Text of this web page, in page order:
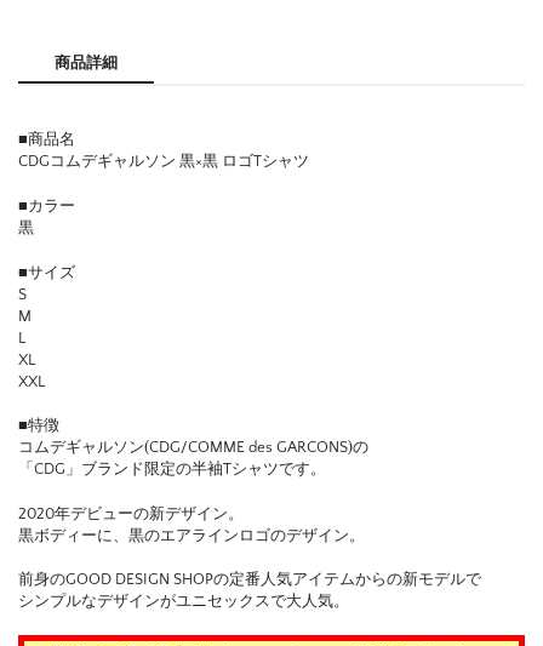
商品詳細
■商品名
CDGコムデギャルソン 黒×黒 ロゴTシャツ
■カラー
黒
■サイズ
S
M
L
XL
XXL
■特徴
コムデギャルソン(CDG/COMME des GARCONS)の
「CDG」ブランド限定の半袖Tシャツです。
2020年デビューの新デザイン。
黒ボディーに、黒のエアラインロゴのデザイン。
前身のGOOD DESIGN SHOPの定番人気アイテムからの新モデルで
シンプルなデザインがユニセックスで大人気。